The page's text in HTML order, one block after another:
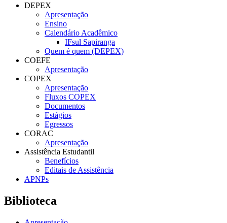
DEPEX
Apresentação
Ensino
Calendário Acadêmico
IFsul Sapiranga
Quem é quem (DEPEX)
COEFE
Apresentação
COPEX
Apresentação
Fluxos COPEX
Documentos
Estágios
Egressos
CORAC
Apresentação
Assistência Estudantil
Benefícios
Editais de Assistência
APNPs
Biblioteca